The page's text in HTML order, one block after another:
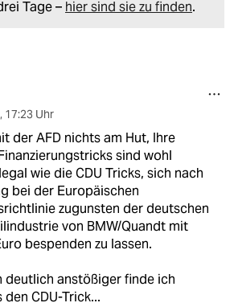
Tage – hier sind sie zu finden.
, 17:23 Uhr
der AFD nichts am Hut, Ihre
sind wohl
wie die CDU Tricks, sich nach
bei der Europäischen
zugunsten der deutschen
von BMW/Quandt mit
bespenden zu lassen.
deutlich anstößiger finde ich
CDU-Trick...